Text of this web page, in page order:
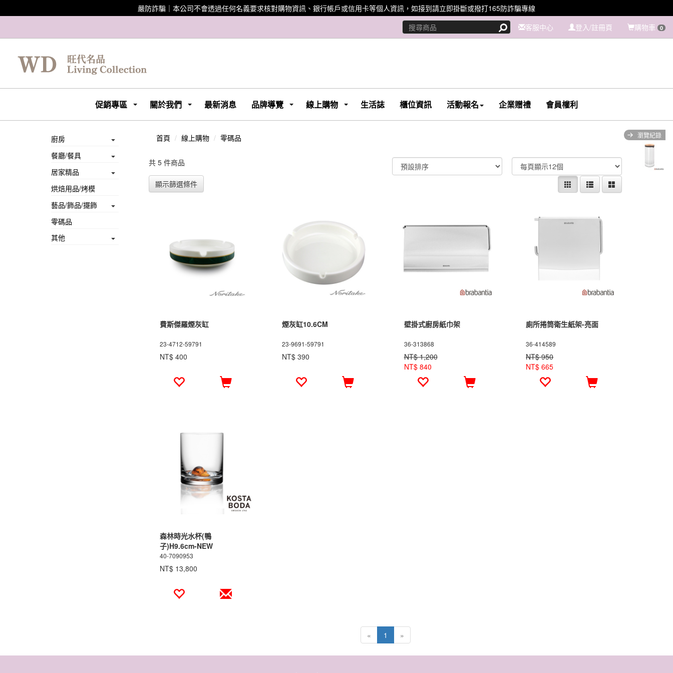
嚴防詐騙｜本公司不會透過任何名義要求核對購物資訊、銀行帳戶或信用卡等個人資訊，如接到請立即掛斷或撥打165防詐騙專線
購物車
0
登入/註冊頁
客服中心
促銷專區 關於我們 最新消息 品牌導覽 線上購物 生活誌 櫃位資訊 活動報名 企業贈禮 會員權利
廚房
餐廳/餐具
居家精品
烘焙用品/烤模
藝品/飾品/擺飾
零碼品
其他
首頁 線上購物 零碼品
共 5 件商品
顯示篩選條件
費斯傑羅煙灰缸
23-4712-59791
NT$ 400
煙灰缸10.6CM
23-9691-59791
NT$ 390
壁掛式廚房紙巾架
36-313868
NT$ 1,200
NT$ 840
廁所捲筒衛生紙架-亮面
36-414589
NT$ 950
NT$ 665
森林時光水杯(鴨
子)H9.6cm-NEW
FRIENDS
40-7090953
NT$ 13,800
« 1 »
瀏覽紀錄